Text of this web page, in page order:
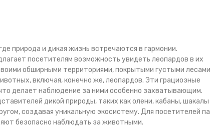
природа и дикая жизнь встречаются в гармонии.
посетителям возможность увидеть леопардов в их
обширными территориями, покрытыми густыми
включая, конечно же, леопардов. Эти грациозные
делает наблюдение за ними особенно захватывающим.
дикой природы, таких как олени, кабаны, шакалы
создавая уникальную экосистему. Для посетителей
безопасно наблюдать за животными.